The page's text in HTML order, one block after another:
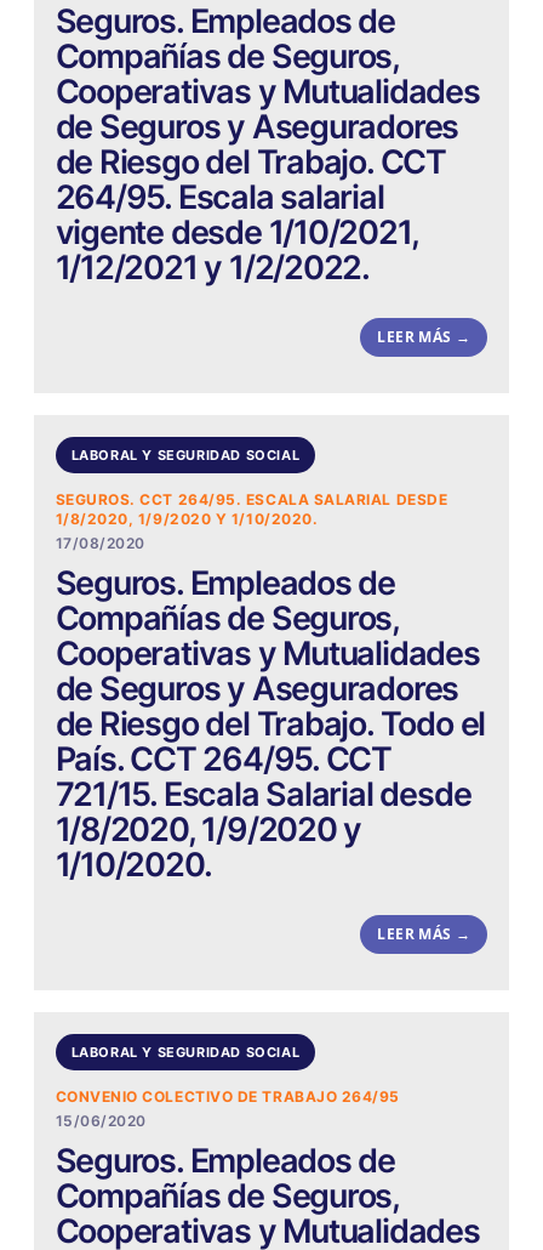
Seguros. Empleados de
Compañías de Seguros,
Cooperativas y Mutualidades
de Seguros y Aseguradores
de Riesgo del Trabajo. CCT
264/95. Escala salarial
vigente desde 1/10/2021,
1/12/2021 y 1/2/2022.
LEER MÁS →
LABORAL Y SEGURIDAD SOCIAL
SEGUROS. CCT 264/95. ESCALA SALARIAL DESDE
1/8/2020, 1/9/2020 Y 1/10/2020.
17/08/2020
Seguros. Empleados de
Compañías de Seguros,
Cooperativas y Mutualidades
de Seguros y Aseguradores
de Riesgo del Trabajo. Todo el
País. CCT 264/95. CCT
721/15. Escala Salarial desde
1/8/2020, 1/9/2020 y
1/10/2020.
LEER MÁS →
LABORAL Y SEGURIDAD SOCIAL
CONVENIO COLECTIVO DE TRABAJO 264/95
15/06/2020
Seguros. Empleados de
Compañías de Seguros,
Cooperativas y Mutualidades